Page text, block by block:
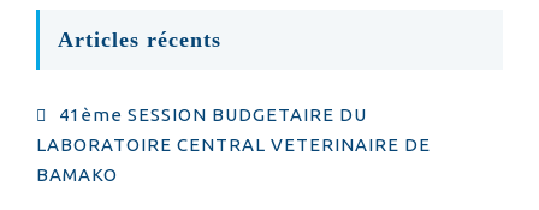
Articles récents
41ème SESSION BUDGETAIRE DU
LABORATOIRE CENTRAL VETERINAIRE DE
BAMAKO